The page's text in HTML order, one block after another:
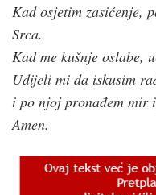
Kad osjetim zasićenje,
Srca.
Kad me kušnje oslabe,
Udijeli mi da iskusim
i po njoj pronađem mir
Amen.